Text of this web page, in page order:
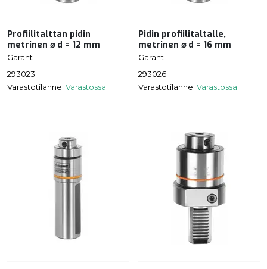
Profiilitalttan pidin
metrinen ⌀ d = 12 mm
Garant
293023
Varastotilanne: Varastossa
Pidin profiilitaltalle,
metrinen ⌀ d = 16 mm
Garant
293026
Varastotilanne: Varastossa